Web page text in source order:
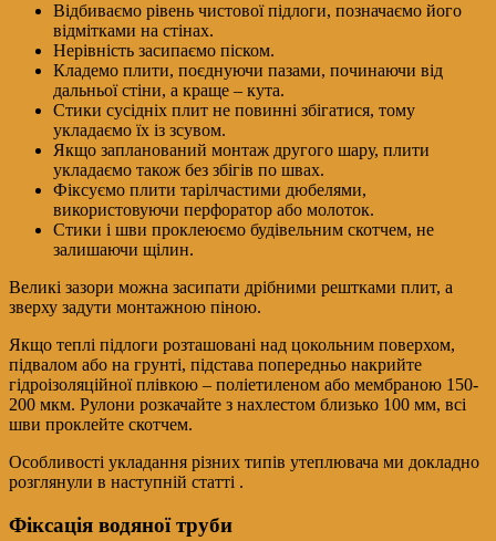
Відбиваємо рівень чистової підлоги, позначаємо його
відмітками на стінах.
Нерівність засипаємо піском.
Кладемо плити, поєднуючи пазами, починаючи від
дальньої стіни, а краще – кута.
Стики сусідніх плит не повинні збігатися, тому
укладаємо їх із зсувом.
Якщо запланований монтаж другого шару, плити
укладаємо також без збігів по швах.
Фіксуємо плити тарілчастими дюбелями,
використовуючи перфоратор або молоток.
Стики і шви проклеюємо будівельним скотчем, не
залишаючи щілин.
Великі зазори можна засипати дрібними рештками плит, а
зверху задути монтажною піною.
Якщо теплі підлоги розташовані над цокольним поверхом,
підвалом або на грунті, підстава попередньо накрийте
гідроізоляційної плівкою – поліетиленом або мембраною 150-
200 мкм. Рулони розкачайте з нахлестом близько 100 мм, всі
шви проклейте скотчем.
Особливості укладання різних типів утеплювача ми докладно
розглянули в наступній статті .
Фіксація водяної труби